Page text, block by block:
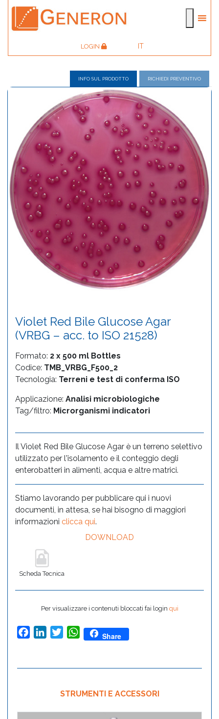
LOGIN IT
INFO SUL PRODOTTO RICHIEDI PREVENTIVO
Violet Red Bile Glucose Agar
(VRBG – acc. to ISO 21528)
Formato: 2 x 500 ml Bottles
Codice: TMB_VRBG_F500_2
Tecnologia: Terreni e test di conferma ISO
Applicazione: Analisi microbiologiche
Tag/filtro: Microrganismi indicatori
Il Violet Red Bile Glucose Agar è un terreno selettivo
utilizzato per l'isolamento e il conteggio degli
enterobatteri in alimenti, acqua e altre matrici.
Stiamo lavorando per pubblicare qui i nuovi
documenti, in attesa, se hai bisogno di maggiori
informazioni clicca qui.
DOWNLOAD
Scheda Tecnica
Per visualizzare i contenuti bloccati fai login qui
FacebookLinkedInTwitterWhatsApp
Share
STRUMENTI E ACCESSORI